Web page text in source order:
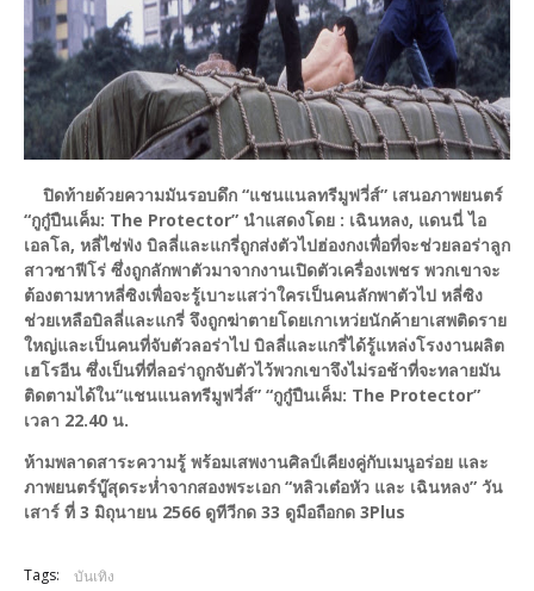
ปิดท้ายด้วยความมันรอบดึก “แชนแนลทรีมูฟวี่ส์” เสนอภาพยนตร์
“กูกู๋ปืนเค็ม: The Protector” นำแสดงโดย : เฉินหลง, แดนนี่ ไอ
เอลโล, หลี่ไซ่ฟ่ง บิลลี่และแกรี่ถูกส่งตัวไปฮ่องกงเพื่อที่จะช่วยลอร่าลูก
สาวซาฟีโร่ ซึ่งถูกลักพาตัวมาจากงานเปิดตัวเครื่องเพชร พวกเขาจะ
ต้องตามหาหลี่ซิงเพื่อจะรู้เบาะแสว่าใครเป็นคนลักพาตัวไป หลี่ซิง
ช่วยเหลือบิลลี่และแกรี่ จึงถูกฆ่าตายโดยเกาเหว่ยนักค้ายาเสพติดราย
ใหญ่และเป็นคนที่จับตัวลอร่าไป บิลลี่และแกรี่ได้รู้แหล่งโรงงานผลิต
เฮโรอีน ซึ่งเป็นที่ที่ลอร่าถูกจับตัวไว้พวกเขาจึงไม่รอช้าที่จะทลายมัน
ติดตามได้ใน“แชนแนลทรีมูฟวี่ส์” “กูกู๋ปืนเค็ม: The Protector”
เวลา 22.40 น.
ห้ามพลาดสาระความรู้ พร้อมเสพงานศิลป์เคียงคู่กับเมนูอร่อย และ
ภาพยนตร์บู๊สุดระห่ำจากสองพระเอก “หลิวเต๋อหัว และ เฉินหลง” วัน
เสาร์ ที่ 3 มิถุนายน 2566 ดูทีวีกด 33 ดูมือถือกด 3Plus
Tags: บันเทิง